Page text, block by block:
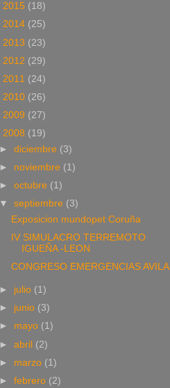
2015 (18)
2014 (25)
2013 (23)
2012 (29)
2011 (24)
2010 (26)
2009 (27)
2008 (19)
►diciembre (3)
► noviembre (1)
►octubre (1)
▼septiembre (3)
Exposicion mundopet Coruña
IV SIMULACRO TERREMOTO
IGUEÑA -LEON
CONGRESO EMERGENCIAS AVILA
► julio (1)
► junio (3)
► mayo (1)
►abril (2)
► marzo (1)
►febrero (2)